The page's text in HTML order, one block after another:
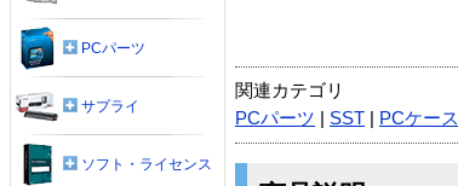
関連カテゴリ
PCパーツ
SST PCケース
PCパーツ
サプライ
ソフト・ライセンス